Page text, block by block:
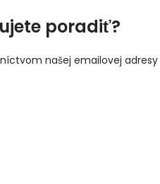
poradiť?
našej emailovej adresy